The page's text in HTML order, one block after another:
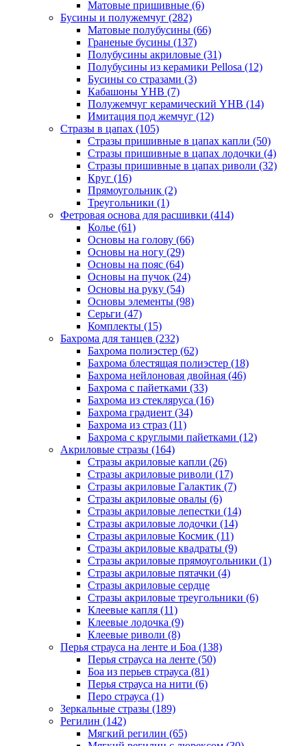
Матовые пришивные (6)
Бусины и полужемчуг (282)
Матовые полубусины (66)
Граненые бусины (137)
Полубусины акриловые (31)
Полубусины из керамики Pellosa (12)
Бусины со стразами (3)
Кабашоны YHB (7)
Полужемчуг керамический YHB (14)
Имитация под жемчуг (12)
Стразы в цапах (105)
Стразы пришивные в цапах капли (50)
Стразы пришивные в цапах лодочки (4)
Стразы пришивные в цапах риволи (32)
Круг (16)
Прямоугольник (2)
Треугольники (1)
Фетровая основа для расшивки (414)
Колье (61)
Основы на голову (66)
Основы на ногу (29)
Основы на пояс (64)
Основы на пучок (24)
Основы на руку (54)
Основы элементы (98)
Серьги (47)
Комплекты (15)
Бахрома для танцев (232)
Бахрома полиэстер (62)
Бахрома блестящая полиэстер (18)
Бахрома нейлоновая двойная (46)
Бахрома с пайетками (33)
Бахрома из стекляруса (16)
Бахрома градиент (34)
Бахрома из страз (11)
Бахрома с круглыми пайетками (12)
Акриловые стразы (164)
Стразы акриловые капли (26)
Стразы акриловые риволи (17)
Стразы акриловые Галактик (7)
Стразы акриловые овалы (6)
Стразы акриловые лепестки (14)
Стразы акриловые лодочки (14)
Стразы акриловые Космик (11)
Стразы акриловые квадраты (9)
Стразы акриловые прямоугольники (1)
Стразы акриловые пятачки (4)
Стразы акриловые сердце
Стразы акриловые треугольники (6)
Клеевые капля (11)
Клеевые лодочка (9)
Клеевые риволи (8)
Перья страуса на ленте и Боа (138)
Перья страуса на ленте (50)
Боа из перьев страуса (81)
Перья страуса на нити (6)
Перо страуса (1)
Зеркальные стразы (189)
Регилин (142)
Мягкий регилин (65)